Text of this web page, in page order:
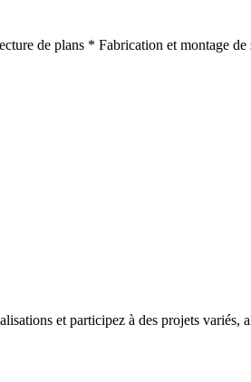
de plans * Fabrication et montage de
et participez à des projets